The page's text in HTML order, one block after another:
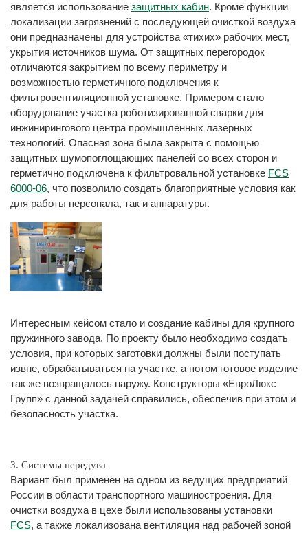
является использование защитных кабин. Кроме функции
локализации загрязнений с последующей очисткой воздуха
они предназначены для устройства «тихих» рабочих мест,
укрытия источников шума. От защитных перегородок
отличаются закрытием по всему периметру и
возможностью герметичного подключения к
фильтровентиляционной установке. Примером стало
оборудование участка роботизированной сварки для
инжинирингового центра промышленных лазерных
технологий. Опасная зона была закрыта с помощью
защитных шумопоглощающих панелей со всех сторон и
герметично подключена к фильтровальной установке FCS
6000-06, что позволило создать благоприятные условия как
для работы персонала, так и аппаратуры.
Интересным кейсом стало и создание кабины для крупного
пружинного завода. По проекту было необходимо создать
условия, при которых заготовки должны были поступать
извне, обрабатываться на участке, а потом готовое изделие
так же возвращалось наружу. Конструкторы «ЕвроЛюкс
Групп» с данной задачей справились, обеспечив при этом и
безопасность участка.
3. Системы передува
Вариант был применён на одном из ведущих предприятий
России в области транспортного машиностроения. Для
очистки воздуха в цехе были использованы установки
FCS, а также локализована вентиляция над рабочей зоной